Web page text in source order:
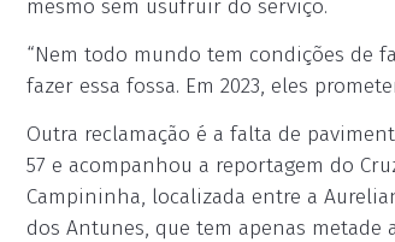
mesmo sem usufruir do serviço.
“Nem todo mundo tem condições de
fazer essa fossa. Em 2023, eles
Outra reclamação é a falta de
57 e acompanhou a reportagem do
Campininha, localizada entre a
dos Antunes, que tem apenas metade